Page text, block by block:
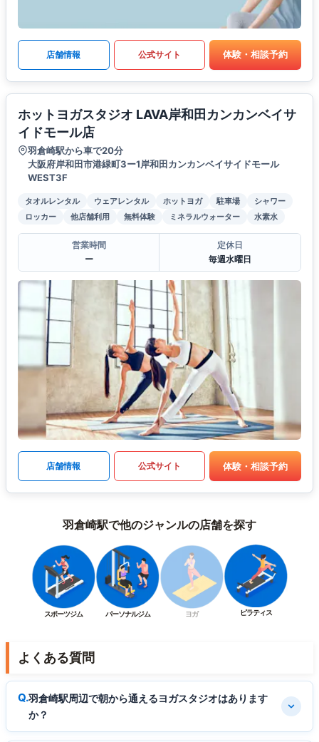
店舗情報 公式サイト 体験・相談予約
ホットヨガスタジオ LAVA岸和田カンカンベイサ
イドモール店
羽倉崎駅から車で20分
大阪府岸和田市港緑町3ー1岸和田カンカンベイサイドモール
WEST3F
タオルレンタル ウェアレンタル ホットヨガ 駐車場
シャワー
ロッカー
他店舗利用 無料体験 ミネラルウォーター 水素水
営業時間
ー
定休日
毎週水曜日
店舗情報 公式サイト 体験・相談予約
羽倉崎駅で他のジャンルの店舗を探す
スポーツジム パーソナルジム ヨガ ピラティス
よくある質問
羽倉崎駅周辺で朝から通えるヨガスタジオはあります
か？